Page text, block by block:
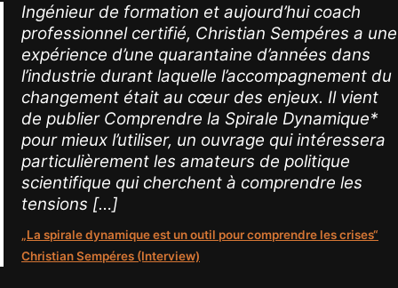
Ingénieur de formation et aujourd’hui coach
professionnel certifié, Christian Sempéres a une
expérience d’une quarantaine d’années dans
l’industrie durant laquelle l’accompagnement du
changement était au cœur des enjeux. Il vient
de publier Comprendre la Spirale Dynamique*
pour mieux l’utiliser, un ouvrage qui intéressera
particulièrement les amateurs de politique
scientifique qui cherchent à comprendre les
tensions […]
„La spirale dynamique est un outil pour comprendre les crises“
Christian Sempéres (Interview)